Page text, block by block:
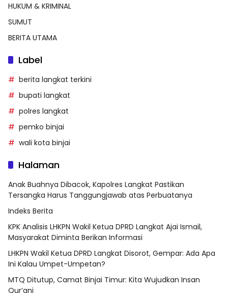
HUKUM & KRIMINAL
SUMUT
BERITA UTAMA
Label
berita langkat terkini
bupati langkat
polres langkat
pemko binjai
wali kota binjai
Halaman
Anak Buahnya Dibacok, Kapolres Langkat Pastikan
Tersangka Harus Tanggungjawab atas Perbuatanya
Indeks Berita
KPK Analisis LHKPN Wakil Ketua DPRD Langkat Ajai Ismail,
Masyarakat Diminta Berikan Informasi
LHKPN Wakil Ketua DPRD Langkat Disorot, Gempar: Ada Apa
Ini Kalau Umpet-Umpetan?
MTQ Ditutup, Camat Binjai Timur: Kita Wujudkan Insan
Qur’ani